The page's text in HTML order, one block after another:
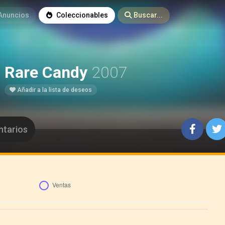
Coleccionables Buscar...
Rare Candy 2007
Añadir a la lista de deseos